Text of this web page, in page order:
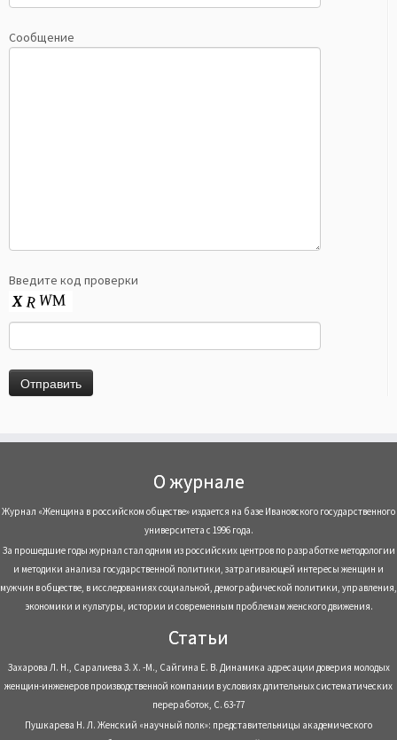
Сообщение
Введите код проверки
О журнале
Журнал «Женщина в российском обществе» издается на базе Ивановского государственного
университета с 1996 года.
За прошедшие годы журнал стал одним из российских центров по разработке методологии
и методики анализа государственной политики, затрагивающей интересы женщин и
мужчин в обществе, в исследованиях социальной, демографической политики, управления,
экономики и культуры, истории и современным проблемам женского движения.
Статьи
Захарова Л. Н., Саралиева З. Х. -М., Сайгина Е. В. Динамика адресации доверия молодых
женщин-инженеров производственной компании в условиях длительных систематических
переработок, С. 63-77
Пушкарева Н. Л. Женский «научный полк»: представительницы академического